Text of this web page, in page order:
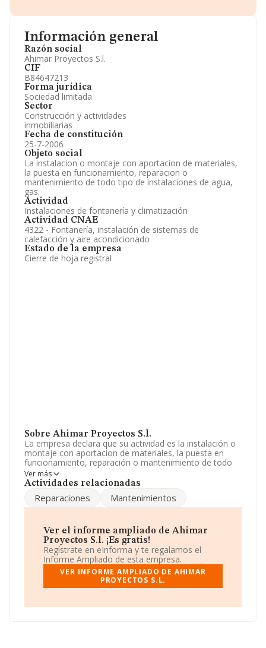
Información general
Razón social
Ahimar Proyectos S.l.
CIF
B84647213
Forma jurídica
Sociedad limitada
Sector
Construcción y actividades
inmobiliarias
Fecha de constitución
25-7-2006
Objeto social
La instalacion o montaje con aportacion de materiales,
la puesta en funcionamiento, reparacion o
mantenimiento de todo tipo de instalaciones de agua,
gas.
Actividad
Instalaciones de fontanería y climatización
Actividad CNAE
4322 - Fontanería, instalación de sistemas de
calefacción y aire acondicionado
Estado de la empresa
Cierre de hoja registral
Sobre Ahimar Proyectos S.l.
La empresa declara que su actividad es la instalación o
montaje con aportacion de materiales, la puesta en
funcionamiento, reparación o mantenimiento de todo
tipo de instalaciones de agua, gas. La empresa está
registrada como Sociedad Limitada. Su CNAE
instalaciones de sistemas de calefacción y aire
acondicionado'. La compañía no tiene actividad en
Según los datos a disposición de INFORMA, ha tenido
un número de empleados por debajo de la media de
sector.
La sociedad españolaAhimar Proyectos S.L, CIF
B84647213, se encuentra en Calle Alpujarras Lc núm.
Ver más
Actividades relacionadas
Reparaciones Mantenimientos
Ver el informe ampliado de Ahimar
Proyectos S.l. ¡Es gratis!
Regístrate en eInforma y te regalamos el
Informe Ampliado de esta empresa.
VER INFORME AMPLIADO DE AHIMAR
PROYECTOS S.L.
Información oficial y registral complementaria.